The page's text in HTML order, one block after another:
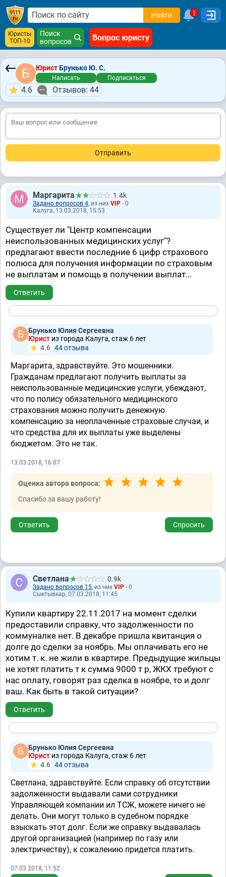
Найти 1
Юристы
ТОП-10
Поиск
вопросов
Вопрос юристу
ЮристБрунько Ю. С.
Написать Подписаться
4.6 Отзывов: 44
Маргарита 1.4k
Задано вопросов 4, из них VIP - 0
Калуга, 13.03.2018, 15:53
Существует ли "Центр компенсации
неиспользованных медицинских услуг"?
предлагают ввести последние 6 цифр страхового
полюса для получения информации по страховым
не выплатам и помощь в получении выплат...
Ответить
Брунько Юлия Сергеевна
Юрист из города Калуга, стаж 6 лет
4.6 44 отзывa
Маргарита, здравствуйте. Это мошенники.
Гражданам предлагают получить выплаты за
неиспользованные медицинские услуги, убеждают,
что по полису обязательного медицинского
страхования можно получить денежную
компенсацию за неоплаченные страховые случаи, и
что средства для их выплаты уже выделены
бюджетом. Это не так.
13.03.2018, 16:07
Оценка автора вопроса:
Спасибо за вашу работу!
Ответить Спросить
Светлана 0.9k
Задано вопросов 15, из них VIP - 0
Сыктывкар, 07.03.2018, 11:45
Купили квартиру 22.11.2017 на момент сделки
предоставили справку, что задолженности по
коммуналке нет. В декабре пришла квитанция о
долге до сделки за ноябрь. Мы оплачивать его не
хотим т. к. не жили в квартире. Предыдущие жильцы
не хотят платить т к сумма 9000 т р, ЖКХ требуют с
нас оплату, говорят раз сделка в ноябре, то и долг
ваш. Как быть в такой ситуации?
Ответить
Брунько Юлия Сергеевна
Юрист из города Калуга, стаж 6 лет
4.6 44 отзывa
Светлана, здравствуйте. Если справку об отсутствии
задолженности выдавали сами сотрудники
Управляющей компании ил ТСЖ, можете ничего не
делать. Они могут только в судебном порядке
взыскать этот долг. Если же справку выдавалась
другой организацией (например по газу или
электричеству), к сожалению придется платить.
07.03.2018, 11:52